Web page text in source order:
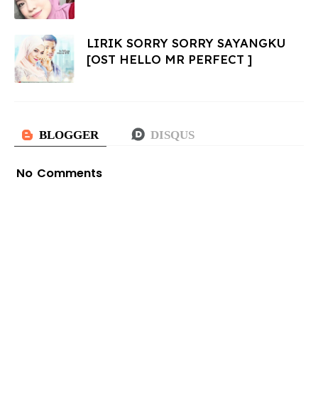
LIRIK SORRY SORRY SAYANGKU
[OST HELLO MR PERFECT ]
No Comments